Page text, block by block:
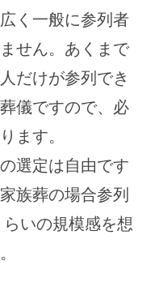
く一般に参列者
せん。あくまで
だけが参列でき
儀ですので、必
ます。
選定は自由です
族葬の場合参列
いの規模感を想